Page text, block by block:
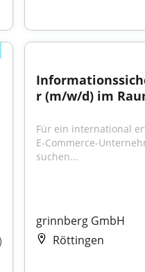
r (m/w/d) im
Für ein international
E-Commerce-
suchen...
grinnberg GmbH
Röttingen